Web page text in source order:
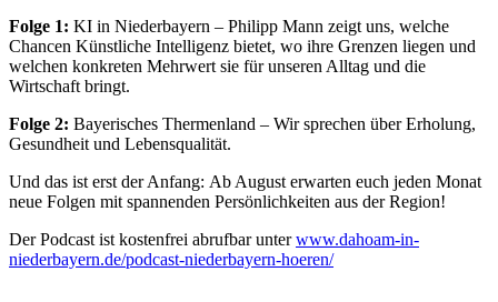
Folge 1: KI in Niederbayern – Philipp Mann zeigt uns, welche
Chancen Künstliche Intelligenz bietet, wo ihre Grenzen liegen und
welchen konkreten Mehrwert sie für unseren Alltag und die
Wirtschaft bringt.
Folge 2: Bayerisches Thermenland – Wir sprechen über Erholung,
Gesundheit und Lebensqualität.
Und das ist erst der Anfang: Ab August erwarten euch jeden Monat
neue Folgen mit spannenden Persönlichkeiten aus der Region!
Der Podcast ist kostenfrei abrufbar unterwww.dahoam-in-
niederbayern.de/podcast-niederbayern-hoeren/